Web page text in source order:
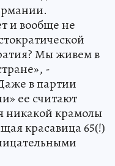
и вообще не
Мы живем в
-
в партии
ее считают
никакой крамолы
красавица 65(!)